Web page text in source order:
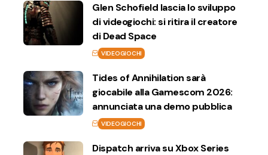
Glen Schofield lascia lo sviluppo
di videogiochi: si ritira il creatore
di Dead Space
VIDEOGIOCHI
Tides of Annihilation sarà
giocabile alla Gamescom 2026:
annunciata una demo pubblica
VIDEOGIOCHI
Dispatch arriva su Xbox Series